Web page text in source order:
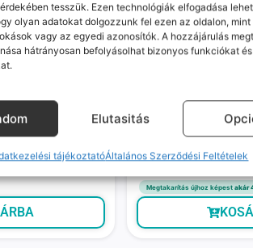
tesszük. Ezen technológiák elfogadása
olyan adatokat dolgozzunk fel ezen az oldalon, mint
vagy az egyedi azonosítók. A hozzájárulás
hátrányosan befolyásolhat bizonyos funkciókat és
Elutasitás
tájékoztatóÁltalános Szerződési Feltételek
64 GB, 4
Huawei Watch Fit 3
19 990Ft
Megtakarítás újhoz képest akár